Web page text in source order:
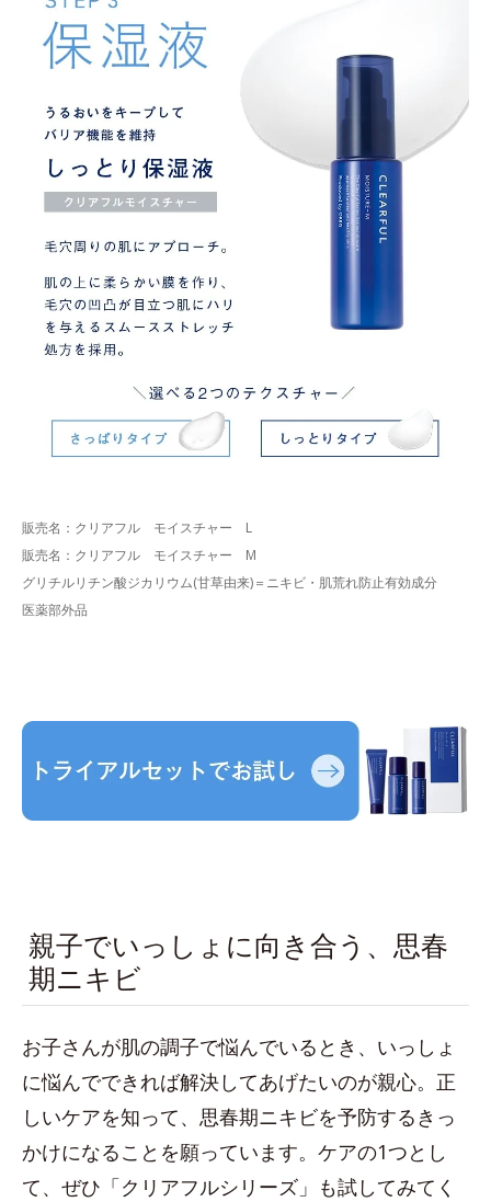
販売名：クリアフル モイスチャー L
販売名：クリアフル モイスチャー M
グリチルリチン酸ジカリウム(甘草由来)＝ニキビ・肌荒れ防止有効成分
医薬部外品
親子でいっしょに向き合う、思春
期ニキビ
お子さんが肌の調子で悩んでいるとき、いっしょ
に悩んでできれば解決してあげたいのが親心。正
しいケアを知って、思春期ニキビを予防するきっ
かけになることを願っています。ケアの1つとし
て、ぜひ「クリアフルシリーズ」も試してみてく